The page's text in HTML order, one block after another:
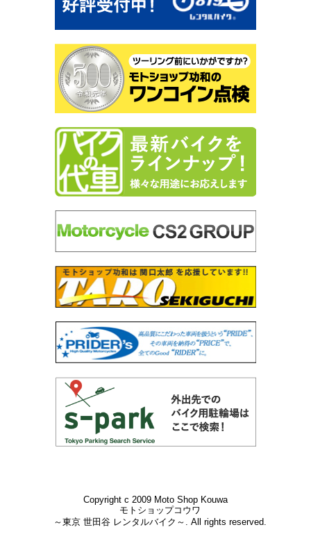
Copyright c 2009 Moto Shop Kouwa
モトショップコウワ
～東京 世田谷 レンタルバイク～. All rights reserved.